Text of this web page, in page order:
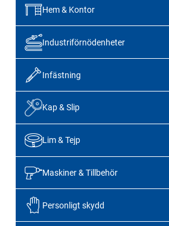
Hem & Kontor
Industriförnödenheter
Infästning
Kap & Slip
Lim & Tejp
Maskiner & Tillbehör
Personligt skydd